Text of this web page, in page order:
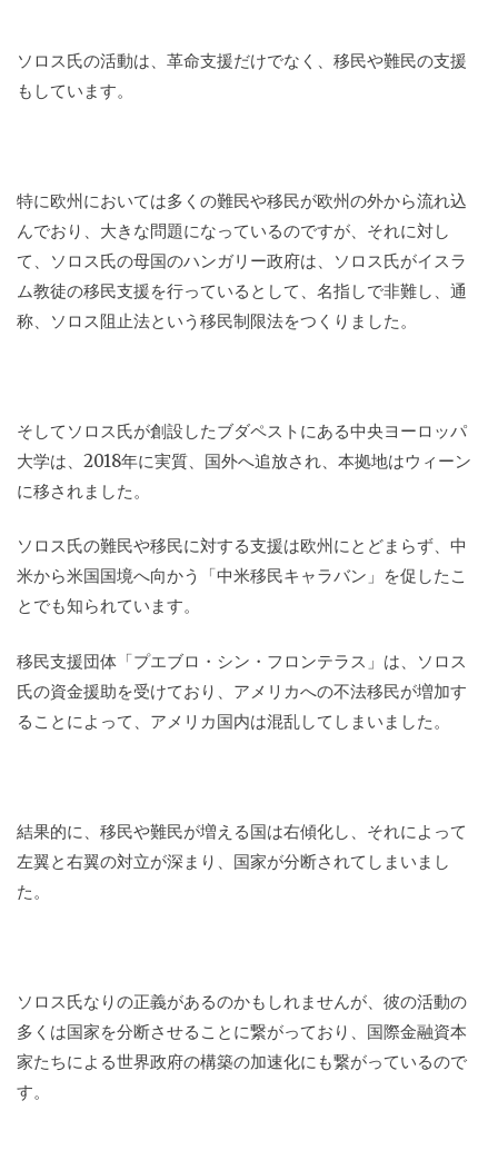
ソロス氏の活動は、革命支援だけでなく、移民や難民の支援
もしています。
特に欧州においては多くの難民や移民が欧州の外から流れ込
んでおり、大きな問題になっているのですが、それに対し
て、ソロス氏の母国のハンガリー政府は、ソロス氏がイスラ
ム教徒の移民支援を行っているとして、名指しで非難し、通
称、ソロス阻止法という移民制限法をつくりました。
そしてソロス氏が創設したブダペストにある中央ヨーロッパ
大学は、2018年に実質、国外へ追放され、本拠地はウィーン
に移されました。
ソロス氏の難民や移民に対する支援は欧州にとどまらず、中
米から米国国境へ向かう「中米移民キャラバン」を促したこ
とでも知られています。
移民支援団体「プエブロ・シン・フロンテラス」は、ソロス
氏の資金援助を受けており、アメリカへの不法移民が増加す
ることによって、アメリカ国内は混乱してしまいました。
結果的に、移民や難民が増える国は右傾化し、それによって
左翼と右翼の対立が深まり、国家が分断されてしまいまし
た。
ソロス氏なりの正義があるのかもしれませんが、彼の活動の
多くは国家を分断させることに繋がっており、国際金融資本
家たちによる世界政府の構築の加速化にも繋がっているので
す。